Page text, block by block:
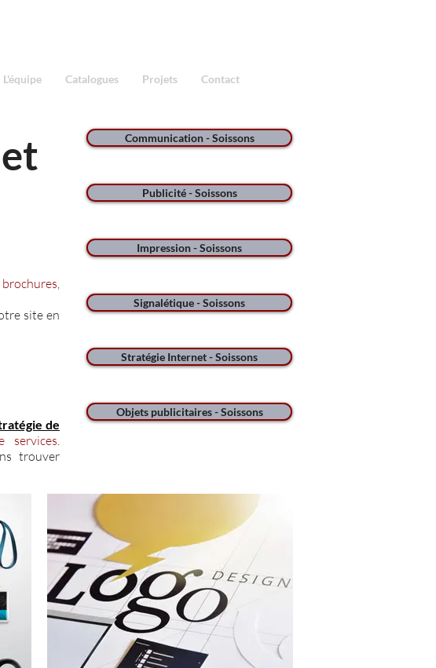
L'équipe Catalogues Projets Contact
brochures,
site en
de
services.
trouver
Communication - Soissons
Publicité - Soissons
Impression - Soissons
Signalétique - Soissons
Stratégie Internet - Soissons
Objets publicitaires - Soissons